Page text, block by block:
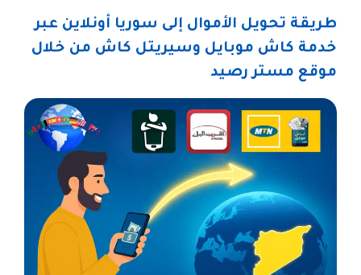
طريقة تحويل الأموال إلى سوريا أونلاين عبر
خدمة كاش موبايل وسيريتل كاش من خلال
موقع مستر رصيد